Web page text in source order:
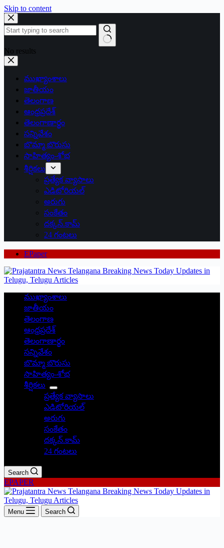
Skip to content
No results
ముఖ్యాంశాలు
జాతీయం
తెలంగాణ
ఆంధ్రప్రదేశ్
తెలంగాణార్థం
సన్నివేశం
బొమ్మా బొరుసు
సాహిత్యం-శోభ
శీర్షికలు
ప్రత్యేక వ్యాసాలు
ఎడిటోరియల్
అరుగు
సంకేతం
దక్కన్.కామ్
24 గంటలు
EPaper
ముఖ్యాంశాలు
జాతీయం
తెలంగాణ
ఆంధ్రప్రదేశ్
తెలంగాణార్థం
సన్నివేశం
బొమ్మా బొరుసు
సాహిత్యం-శోభ
శీర్షికలు
ప్రత్యేక వ్యాసాలు
ఎడిటోరియల్
అరుగు
సంకేతం
దక్కన్.కామ్
24 గంటలు
Search
EPAPER
Menu Search